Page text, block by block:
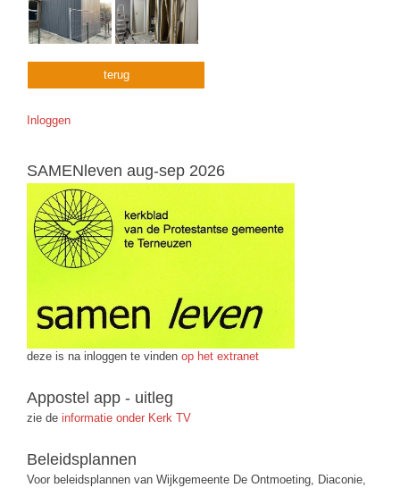
terug
Inloggen
SAMENleven aug-sep 2026
deze is na inloggen te vinden op het extranet
Appostel app - uitleg
zie de informatie onder Kerk TV
Beleidsplannen
Voor beleidsplannen van Wijkgemeente De Ontmoeting, Diaconie,